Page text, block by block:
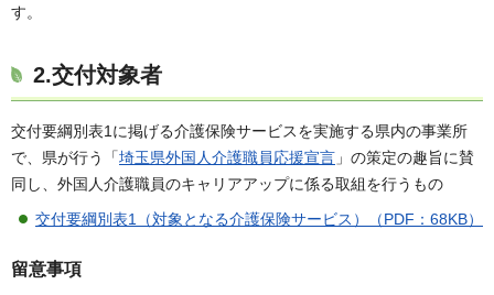
す。
2.交付対象者
交付要綱別表1に掲げる介護保険サービスを実施する県内の事業所
で、県が行う「埼玉県外国人介護職員応援宣言 」の策定の趣旨に賛
同し、外国人介護職員のキャリアアップに係る取組を行うもの
交付要綱別表1（対象となる介護保険サービス）（PDF：68KB）
留意事項